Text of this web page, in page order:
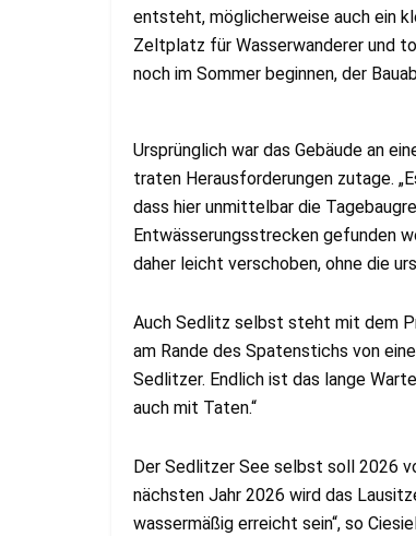
entsteht, möglicherweise auch ein
Zeltplatz für Wasserwanderer und
noch im Sommer beginnen, der
Ursprünglich war das Gebäude an
traten Herausforderungen zutage.
dass hier unmittelbar die
Entwässerungsstrecken gefunden
daher leicht verschoben, ohne die
Auch Sedlitz selbst steht mit dem
am Rande des Spatenstichs von
Sedlitzer. Endlich ist das lange
auch mit Taten.“
Der Sedlitzer See selbst soll 2026
nächsten Jahr 2026 wird das
wassermäßig erreicht sein“, so